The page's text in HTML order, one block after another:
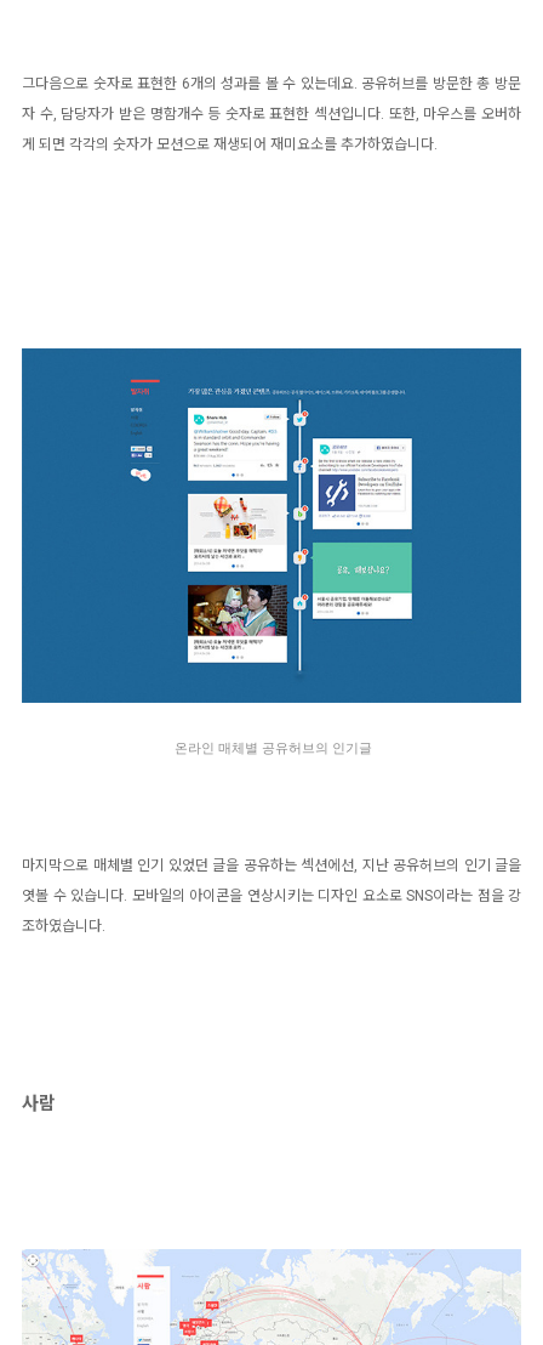
그다음으로 숫자로 표현한 6개의 성과를 볼 수 있는데요. 공유허브를 방문한 총 방문
자 수, 담당자가 받은 명함개수 등 숫자로 표현한 섹션입니다. 또한, 마우스를 오버하
게 되면 각각의 숫자가 모션으로 재생되어 재미요소를 추가하였습니다.
온라인 매체별 공유허브의 인기글
마지막으로 매체별 인기 있었던 글을 공유하는 섹션에선, 지난 공유허브의 인기 글을
엿볼 수 있습니다. 모바일의 아이콘을 연상시키는 디자인 요소로 SNS이라는 점을 강
조하였습니다.
사람